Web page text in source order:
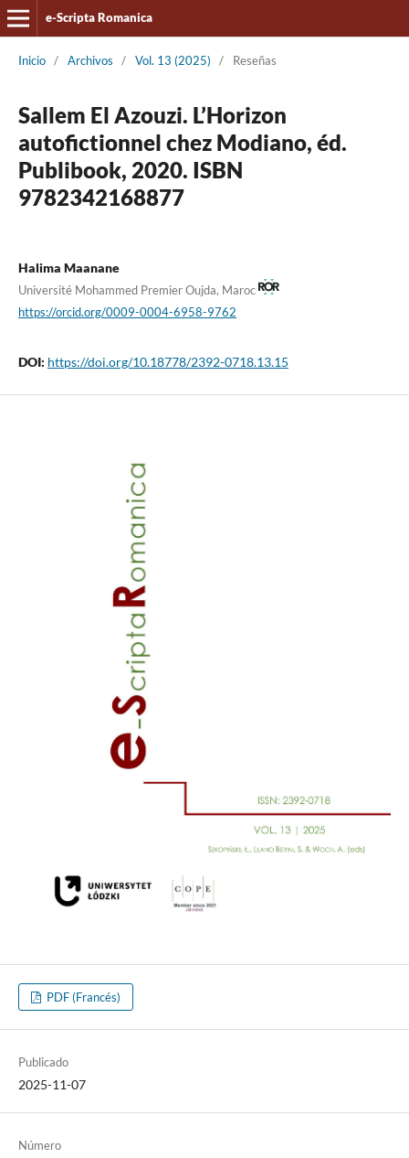
e-Scripta Romanica
Inicio / Archivos / Vol. 13 (2025) / Reseñas
Sallem El Azouzi. L’Horizon
autofictionnel chez Modiano, éd.
Publibook, 2020. ISBN
9782342168877
Halima Maanane
Université Mohammed Premier Oujda, Maroc
https://orcid.org/0009-0004-6958-9762
DOI: https://doi.org/10.18778/2392-0718.13.15
PDF (Francés)
Publicado
2025-11-07
Número